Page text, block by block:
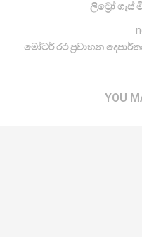
ලිට්‍රෝ ගෑස්
මෝටර් රථ ප්‍රවාහන
YOU